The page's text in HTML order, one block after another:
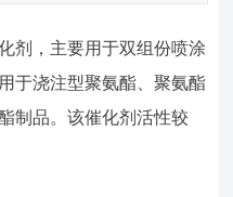
剂，主要用于双组份喷涂
于浇注型聚氨酯、聚氨酯
制品。该催化剂活性较